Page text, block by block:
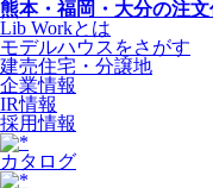
熊本・福岡・大分の注
Lib Workとは
モデルハウスをさがす
建売住宅・分譲地
企業情報
IR情報
採用情報
カタログ